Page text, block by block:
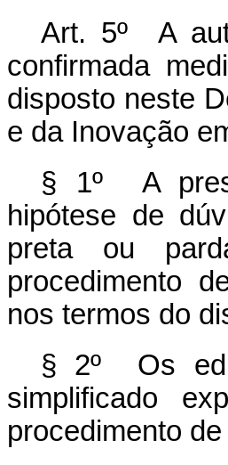
Art. 5º A
confirmada
disposto neste
e da Inovação
§ 1º A
hipótese de
preta ou
procedimento
nos termos do
§ 2º Os
simplificado
procedimento